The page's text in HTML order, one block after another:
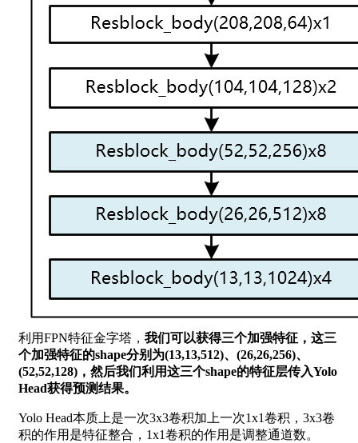
利用FPN特征金字塔， 我们可以获得三个加强特征，这三
个加强特征的shape分别为(13,13,512)、(26,26,256)、
(52,52,128)，然后我们利用这三个shape的特征层传入Yolo
Head获得预测结果。
Yolo Head本质上是一次3x3卷积加上一次1x1卷积，3x3卷
积的作用是特征整合，1x1卷积的作用是调整通道数。